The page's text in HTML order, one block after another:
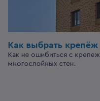
Как выбрать
Как не ошибиться с
многослойных стен.